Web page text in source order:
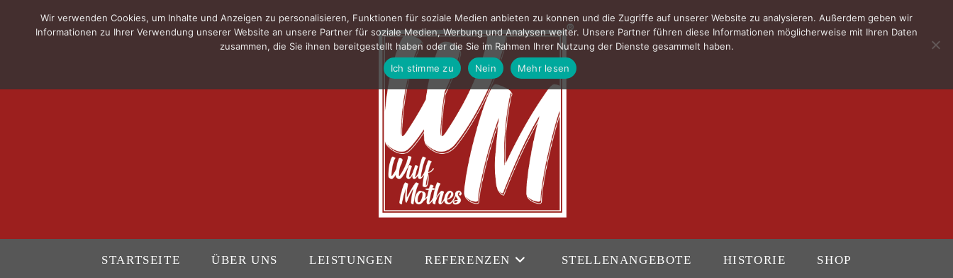
STARTSEITE ÜBER UNS LEISTUNGEN REFERENZEN STELLENANGEBOTE HISTORIE SHOP
Wir verwenden Cookies, um Inhalte und Anzeigen zu personalisieren, Funktionen für soziale Medien anbieten zu konnen und die Zugriffe auf unserer Website zu analysieren. Außerdem geben wir
Informationen zu Ihrer Verwendung unserer Website an unsere Partner für soziale Medien, Werbung und Analysen weiter. Unsere Partner führen diese Informationen möglicherweise mit Ihren Daten
zusammen, die Sie ihnen bereitgestellt haben oder die Sie im Rahmen Ihrer Nutzung der Dienste gesammelt haben.
Ich stimme zu
Nein Mehr lesen